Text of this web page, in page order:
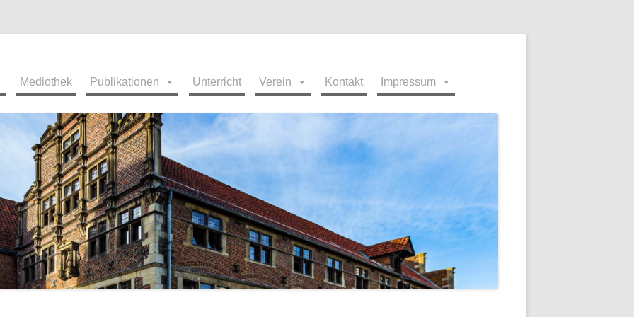
Mediothek Publikationen Unterricht Verein Kontakt Impressum